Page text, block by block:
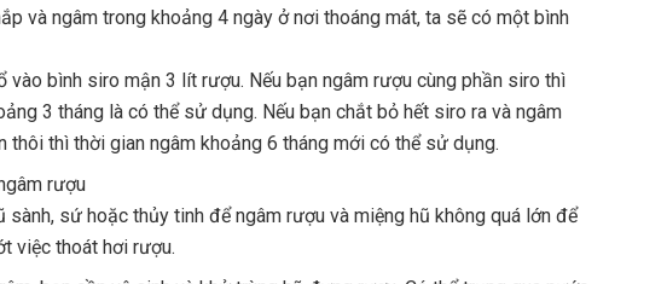
và ngâm trong khoảng 4 ngày ở nơi thoáng mát, ta sẽ có một bình
vào bình siro mận 3 lít rượu. Nếu bạn ngâm rượu cùng phần siro thì
3 tháng là có thể sử dụng. Nếu bạn chắt bỏ hết siro ra và ngâm
thôi thì thời gian ngâm khoảng 6 tháng mới có thể sử dụng.
rượu
sành, sứ hoặc thủy tinh để ngâm rượu và miệng hũ không quá lớn để
việc thoát hơi rượu.